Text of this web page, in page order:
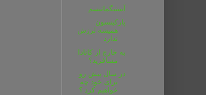
آستیگماتیسم
پارکینسون
همیشه لرزش
ندارد
به خارج از کانادا
مسافرید؟
در سال پیش رو
برای خود چه
خواهیم کرد ؟